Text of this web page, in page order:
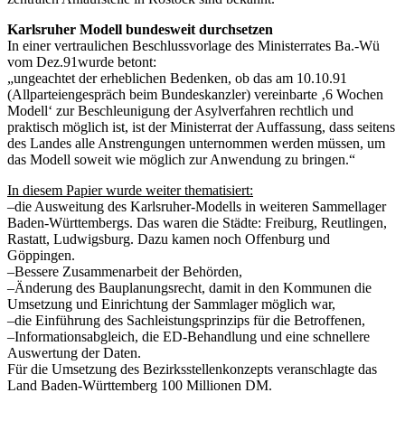
Karlsruher Modell bundesweit durchsetzen
In einer vertraulichen Beschlussvorlage des Ministerrates Ba.-Wü
vom Dez.91wurde betont:
„ungeachtet der erheblichen Bedenken, ob das am 10.10.91
(Allparteiengespräch beim Bundeskanzler) vereinbarte ‚6 Wochen
Modell‘ zur Beschleunigung der Asylverfahren rechtlich und
praktisch möglich ist, ist der Ministerrat der Auffassung, dass seitens
des Landes alle Anstrengungen unternommen werden müssen, um
das Modell soweit wie möglich zur Anwendung zu bringen.“
In diesem Papier wurde weiter thematisiert:
–die Ausweitung des Karlsruher-Modells in weiteren Sammellager
Baden-Württembergs. Das waren die Städte: Freiburg, Reutlingen,
Rastatt, Ludwigsburg. Dazu kamen noch Offenburg und
Göppingen.
–Bessere Zusammenarbeit der Behörden,
–Änderung des Bauplanungsrecht, damit in den Kommunen die
Umsetzung und Einrichtung der Sammlager möglich war,
–die Einführung des Sachleistungsprinzips für die Betroffenen,
–Informationsabgleich, die ED-Behandlung und eine schnellere
Auswertung der Daten.
Für die Umsetzung des Bezirksstellenkonzepts veranschlagte das
Land Baden-Württemberg 100 Millionen DM.